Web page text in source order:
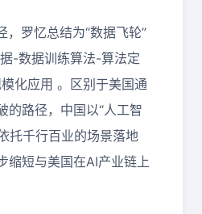
，罗忆总结为“数据飞轮”
-数据训练算法-算法定
化应用 。区别于美国通
的路径，中国以“人工智
托千行百业的场景落地
缩短与美国在AI产业链上